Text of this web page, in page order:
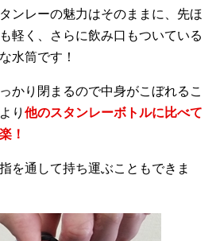
ンレーの魅力はそのままに、先ほ
軽く、さらに飲み口もついている
水筒です！
かり閉まるので中身がこぼれるこ
り 他のスタンレーボトルに比べて
！
を通して持ち運ぶこともできま